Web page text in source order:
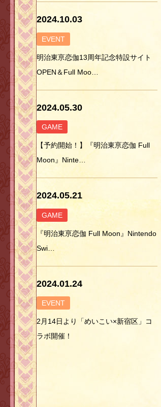
2024.10.03
EVENT
明治東亰恋伽13周年記念特設サイト
OPEN＆Full Moo…
2024.05.30
GAME
【予約開始！】『明治東亰恋伽 Full
Moon』Ninte…
2024.05.21
GAME
『明治東亰恋伽 Full Moon』Nintendo
Swi…
2024.01.24
EVENT
2月14日より「めいこい×新宿区」コ
ラボ開催！